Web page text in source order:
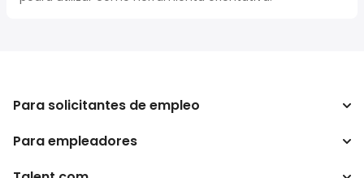
Para solicitantes de empleo
Buscador de trabajo
Para empleadores